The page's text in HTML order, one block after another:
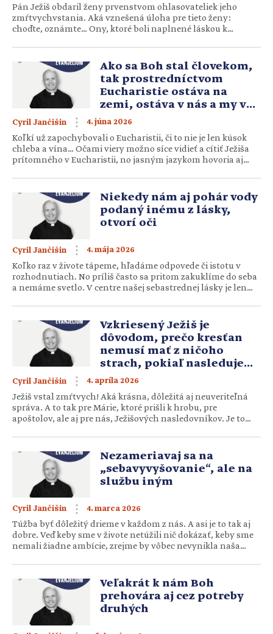
Pán Ježiš obdaril ženy prvenstvom ohlasovateliek jeho
zmŕtvychvstania. Aká vznešená úloha pre tieto ženy:
choďte, oznámte… Ony, ktoré boli naplnené láskou k
umučenia, ony, ktoré v to ráno mali odvahu ísť pomazať
jeho telo, podľa židovského zvyku, tieto ženy plné oddanosti
a lásky k Pánovi majú […]Ako sa Boh stal človekom,
tak prostredníctvom
Eucharistie ostáva na
zemi, ostáva v nás a my v
ňom
Cyril Jančišin 4. júna 2026
Koľkí už zapochybovali o Eucharistii, či to nie je len kúsok
chleba a vína… Očami viery možno síce vidieť a cítiť Ježiša
prítomného v Eucharistii, no jasným jazykom hovoria aj
zakaždým, keď sa hostia stala svalom, bol to srdcový sval.
Aké nádherné a hlboké uistenie, Ježišu! Dávaš nám za […]
Niekedy nám aj pohár vody
podaný inému z lásky,
otvorí oči
Cyril Jančišin 4. mája 2026
Koľko raz v živote tápeme, hľadáme odpovede či istotu v
rozhodnutiach. No príliš často sa pritom zakuklíme do seba
a nemáme svetlo. V centre našej sebastrednej lásky je len
mňa… zjavím mu seba samého. Aký upokojujúci prísľub, i
realita! Kľúčom je vyjsť zo seba, prekonať bludný kruh […]
Vzkriesený Ježiš je
dôvodom, prečo kresťan
nemusí mať z ničoho
strach, pokiaľ nasleduje
Ježiša
Cyril Jančišin 4. apríla 2026
Ježiš vstal zmŕtvych! Aká krásna, dôležitá aj neuveriteľná
správa. A to tak pre Márie, ktoré prišli k hrobu, pre
apoštolov, ale aj pre nás, Ježišových nasledovníkov. Je to
hovorí apoštol Pavol. Skutočnosť, že Ježiš žije, že našiel
spôsob ako ostať s nami na zemi […]
Nezameriavaj sa na
„sebavyvyšovanie“, ale na
službu iným
Cyril Jančišin 4. marca 2026
Túžba byť dôležitý drieme v každom z nás. A asi je to tak aj
dobre. Veď keby sme v živote netúžili nič dokázať, keby sme
nemali žiadne ambície, zrejme by vôbec nevynikla naša
túžbe byť dôležitý hovorí dve veci: nechaj, nech ťa docenia tí
druhí […]
Veľakrát k nám Boh
prehovára aj cez potreby
druhých